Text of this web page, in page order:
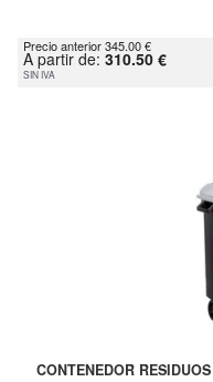
Precio anterior 345.00 €
A partir de: 310.50 €
SIN IVA
CONTENEDOR